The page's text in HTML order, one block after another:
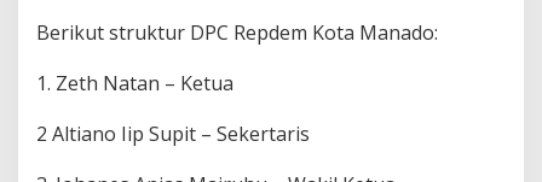
i
Berikut struktur DPC Repdem Kota Manado:
1. Zeth Natan – Ketua
2 Altiano Iip Supit – Sekertaris